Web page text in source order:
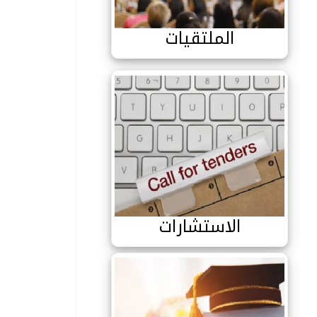
رئاسة الجامعة للعلاقات الخارجية والتعاون والتنشيط والاتصال
الملتقيات
الاستشارات
الاستشارات